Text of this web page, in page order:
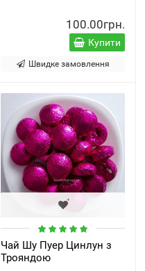
100.00грн.
Купити
Швидке замовлення
Чай Шу Пуер Цинлун з
Трояндою